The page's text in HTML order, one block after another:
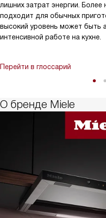
лишних затрат энергии.
подходит для обычных
высокий уровень может быть
интенсивной работе на кухне.
Перейти в глоссарий
О бренде Miele